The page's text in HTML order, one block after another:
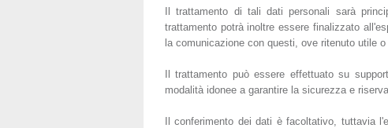
Il trattamento di tali dati personali sarà
trattamento potrà inoltre essere finalizzato
la comunicazione con questi, ove ritenuto utile o
Il trattamento può essere effettuato su
modalità idonee a garantire la sicurezza e
Il conferimento dei dati è facoltativo, tuttavia